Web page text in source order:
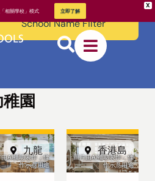
X
相關學校」模式 立即了解
School Name Filter
園
九龍
AI輔助製作，僅
作示意用途
香港島
圖片由AI輔助製作，僅
作示意用途